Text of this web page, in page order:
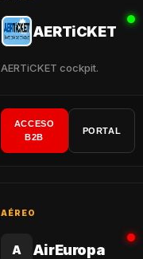
AERTiCKET
AERTiCKET cockpit.
ACCESO
B2B
PORTAL
AÉREO
A AirEuropa